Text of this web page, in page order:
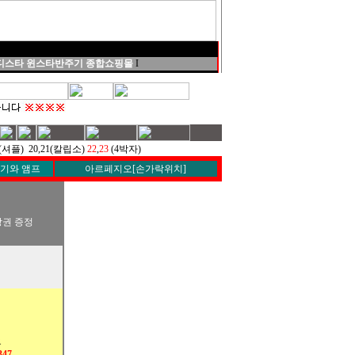
스타 윈스타반주기 종합쇼핑몰 I
플) 20,21(칼립소) 22,23 (4박자)
와 앰프
아르페지오[손가락위치]
증정